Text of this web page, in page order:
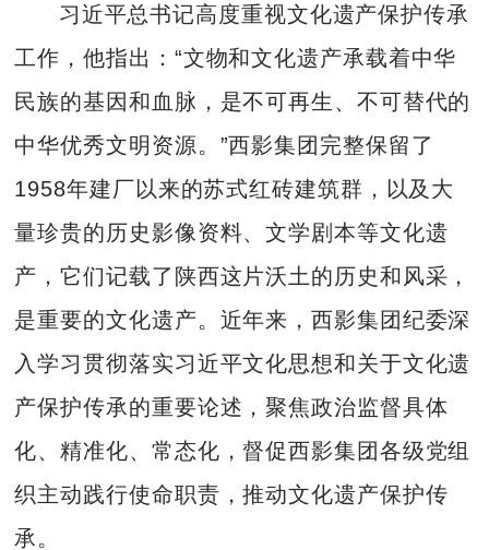
习近平总书记高度重视文化遗产保护传承
工作，他指出：“文物和文化遗产承载着中华
民族的基因和血脉，是不可再生、不可替代的
中华优秀文明资源。”西影集团完整保留了
1958年建厂以来的苏式红砖建筑群，以及大
量珍贵的历史影像资料、文学剧本等文化遗
产，它们记载了陕西这片沃土的历史和风采，
是重要的文化遗产。近年来，西影集团纪委深
入学习贯彻落实习近平文化思想和关于文化遗
产保护传承的重要论述，聚焦政治监督具体
化、精准化、常态化，督促西影集团各级党组
织主动践行使命职责，推动文化遗产保护传
承。